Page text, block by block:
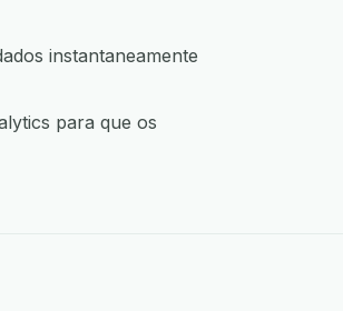
instantaneamente
para que os